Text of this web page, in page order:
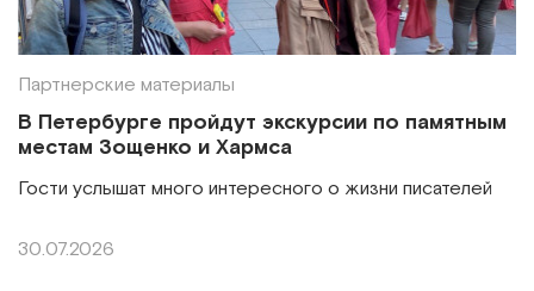
Партнерские материалы
В Петербурге пройдут экскурсии по памятным
местам Зощенко и Хармса
Гости услышат много интересного о жизни писателей
30.07.2026